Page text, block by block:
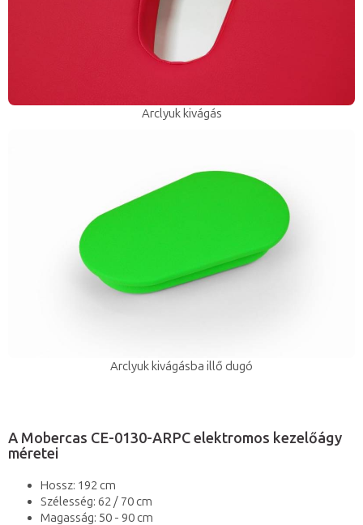
Arclyuk kivágás
Arclyuk kivágásba illő dugó
A Mobercas CE-0130-ARPC elektromos kezelőágy
méretei
Hossz: 192 cm
Szélesség: 62 / 70 cm
Magasság: 50 - 90 cm